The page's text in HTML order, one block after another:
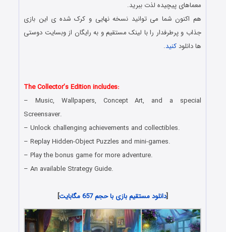
معماهای پیچیده لذت ببرید.
هم اکنون شما می توانید نسخه نهایی و کرک شده ی این بازی
جذاب و پرطرفدار را با لینک مستقیم و به رایگان از وبسایت دوستی
ها دانلودکنید.
The Collector’s Edition includes:
– Music, Wallpapers, Concept Art, and a special
Screensaver.
– Unlock challenging achievements and collectibles.
– Replay Hidden-Object Puzzles and mini-games.
– Play the bonus game for more adventure.
– An available Strategy Guide.
[دانلود مستقیم بازی با حجم 657 مگابایت ]